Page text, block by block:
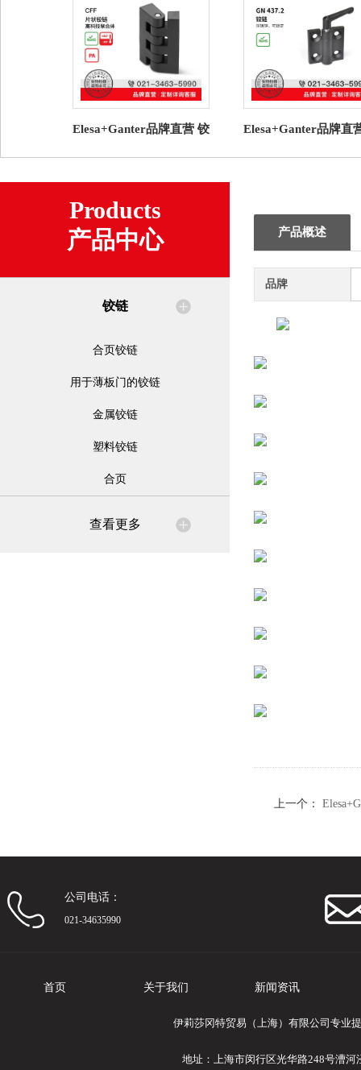
Elesa+Ganter品牌直营 铰
聚合体
Elesa+Ganter品牌直
可锁定
Products
产品中心
铰链
合页铰链
用于薄板门的铰链
金属铰链
塑料铰链
合页
查看更多
产品概述
品牌
上一个：
公司电话：
021-34635990
首页 关于我们 新闻资讯
伊莉莎冈特贸易（上海）有限公司专业
地址：上海市闵行区光华路248号漕